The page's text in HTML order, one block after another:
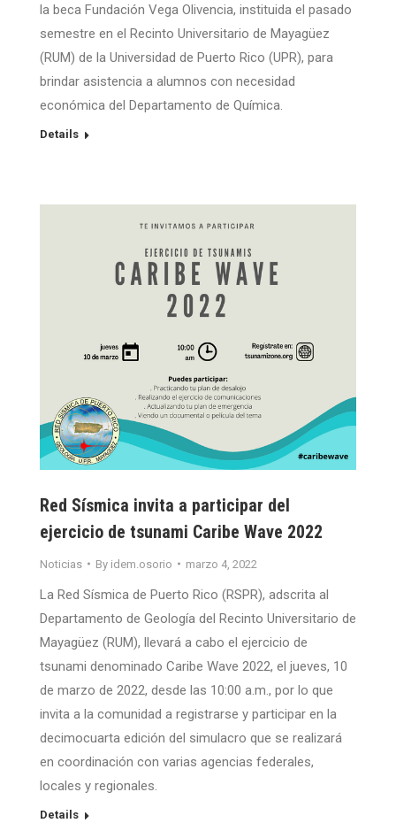
la beca Fundación Vega Olivencia, instituida el pasado
semestre en el Recinto Universitario de Mayagüez
(RUM) de la Universidad de Puerto Rico (UPR), para
brindar asistencia a alumnos con necesidad
económica del Departamento de Química.
Details
Red Sísmica invita a participar del
ejercicio de tsunami Caribe Wave 2022
Noticias By idem.osorio marzo 4, 2022
La Red Sísmica de Puerto Rico (RSPR), adscrita al
Departamento de Geología del Recinto Universitario de
Mayagüez (RUM), llevará a cabo el ejercicio de
tsunami denominado Caribe Wave 2022, el jueves, 10
de marzo de 2022, desde las 10:00 a.m., por lo que
invita a la comunidad a registrarse y participar en la
decimocuarta edición del simulacro que se realizará
en coordinación con varias agencias federales,
locales y regionales.
Details